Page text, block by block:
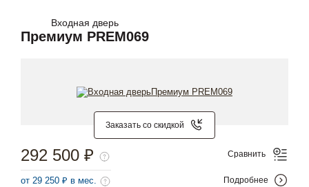
Входная дверь
Премиум PREM069
Заказать со скидкой
292 500 ₽
от 29 250 ₽ в мес.
Сравнить
Подробнее